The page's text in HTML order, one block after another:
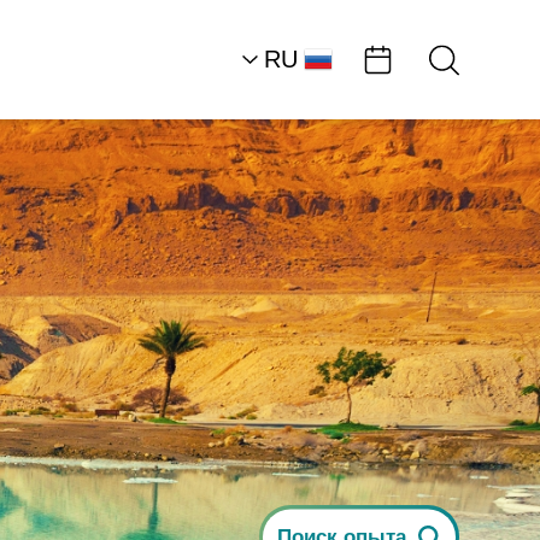
RU
Центральная часть
Мертвого моря
и мастер-классы
Информационный
центр компании…